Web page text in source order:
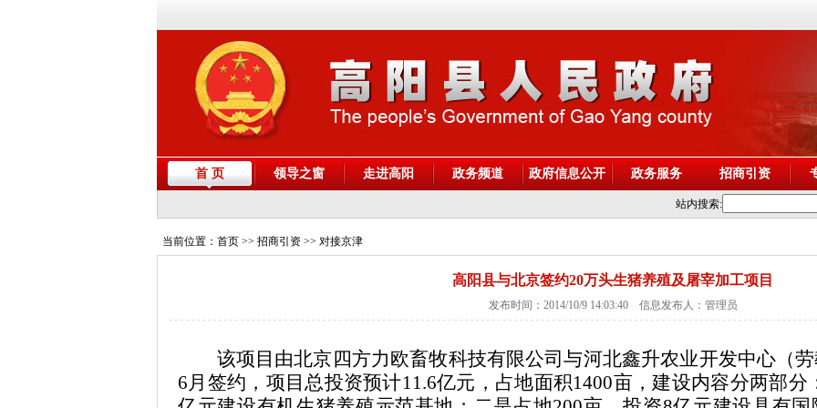
首 页 领导之窗 走进高阳 政务频道 政府信息公开 政务服务 招商引资
站内搜索:
当前位置： 首页 >> 招商引资 >> 对接京津
高阳县与北京签约20万头生猪养殖及屠宰加工项目
发布时间：2014/10/9 14:03:40 信息发布人：管理员
该项目由北京四方力欧畜牧科技有限公司与河北鑫升农业开发中心（
6月签约，项目总投资预计11.6亿元，占地面积1400亩，建设内容分两部分